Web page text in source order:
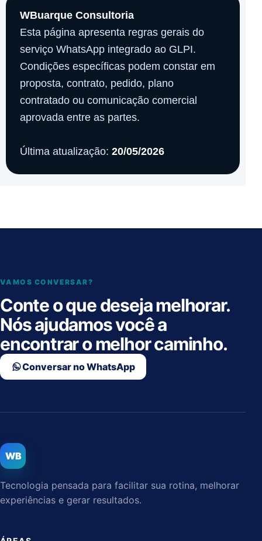
WBuarque Consultoria
Esta página apresenta regras gerais do
serviço WhatsApp integrado ao GLPI.
Condições específicas podem constar em
proposta, contrato, pedido, plano
contratado ou comunicação comercial
aprovada entre as partes.
Última atualização: 20/05/2026
VAMOS CONVERSAR?
Conte o que deseja melhorar.
Nós ajudamos você a
encontrar o melhor caminho.
Conversar no WhatsApp
WB
Tecnologia pensada para facilitar sua rotina, melhorar
experiências e gerar resultados.